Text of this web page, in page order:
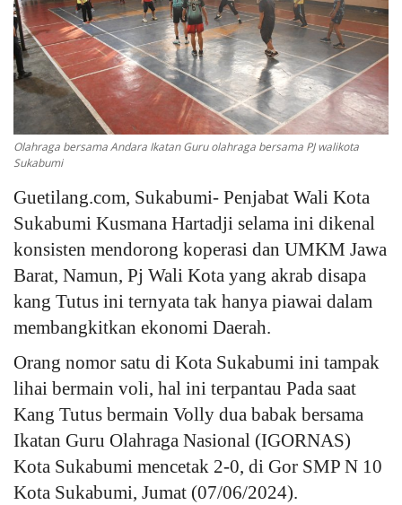
Cybers Event
UMKM & Ekonomi Kreatif
Pekerja Migran Indonesia
Ekonomi
Pendidikan
Informasi Journalism
Olahraga
Kesehatan
Layanan Publik
Perempuan/Anak
Olahraga bersama Andara Ikatan Guru olahraga bersama PJ walikota
Sukabumi
Guetilang.com, Sukabumi- Penjabat Wali Kota
Sukabumi Kusmana Hartadji selama ini dikenal
konsisten mendorong koperasi dan UMKM Jawa
Barat, Namun, Pj Wali Kota yang akrab disapa
kang Tutus ini ternyata tak hanya piawai dalam
membangkitkan ekonomi Daerah.
Orang nomor satu di Kota Sukabumi ini tampak
lihai bermain voli, hal ini terpantau Pada saat
Kang Tutus bermain Volly dua babak bersama
Ikatan Guru Olahraga Nasional (IGORNAS)
Kota Sukabumi mencetak 2-0, di Gor SMP N 10
Kota Sukabumi, Jumat (07/06/2024).